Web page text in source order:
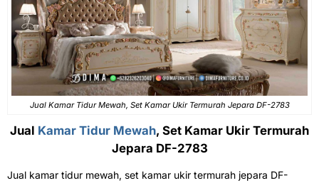
Jual Kamar Tidur Mewah, Set Kamar Ukir Termurah Jepara DF-2783
Jual Kamar Tidur Mewah, Set Kamar Ukir Termurah
Jepara DF-2783
Jual kamar tidur mewah, set kamar ukir termurah jepara DF-